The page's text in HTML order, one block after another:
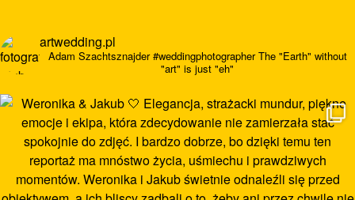
artwedding.pl
Adam Szachtsznajder#weddingphotographerThe "Earth" without
"art" is just "eh"